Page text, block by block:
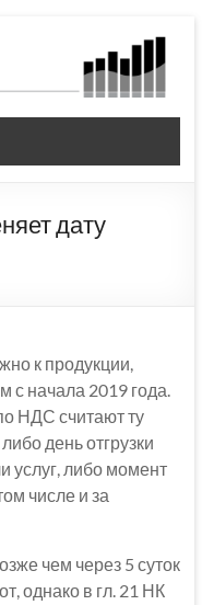
дату
к продукции,
с начала 2019 года.
НДС считают ту
день отгрузки
услуг, либо момент
числе и за
чем через 5 суток
однако в гл. 21 НК